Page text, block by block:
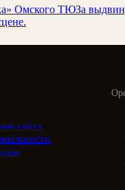
Омского ТЮЗа
сайта